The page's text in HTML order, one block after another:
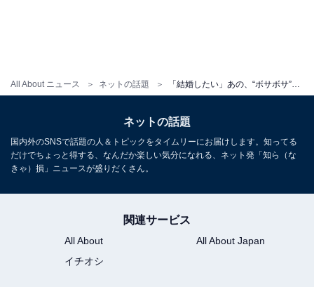
All About ニュース ネットの話題
ネットの話題
国内外のSNSで話題の人＆トピックをタイムリーにお届けします。知ってる
だけでちょっと得する、なんだか楽しい気分になれる、ネット発「知ら（な
きゃ）損」ニュースが盛りだくさん。
関連サービス
All About
All About Japan
イチオシ